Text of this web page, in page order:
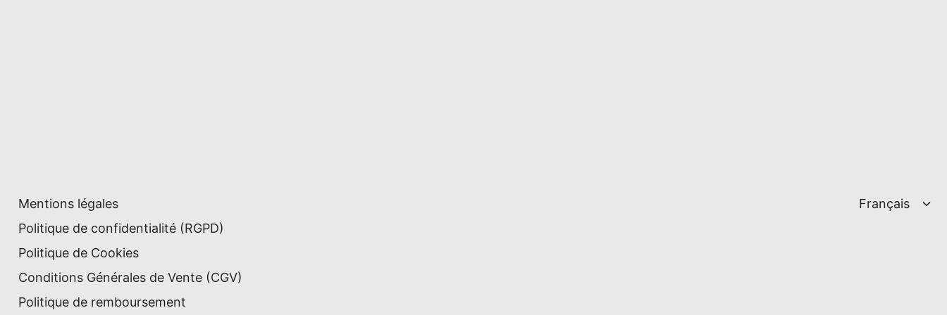
Mentions légales
Politique de confidentialité (RGPD)
Politique de Cookies
Conditions Générales de Vente (CGV)
Politique de remboursement